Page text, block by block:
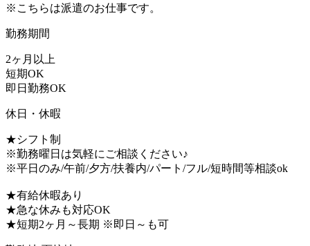
※こちらは派遣のお仕事です。
勤務期間
2ヶ月以上
短期OK
即日勤務OK
休日・休暇
★シフト制
※勤務曜日は気軽にご相談ください♪
※平日のみ/午前/夕方/扶養内/パート/フル/短時間等相談ok
★有給休暇あり
★急な休みも対応OK
★短期2ヶ月～長期 ※即日～も可